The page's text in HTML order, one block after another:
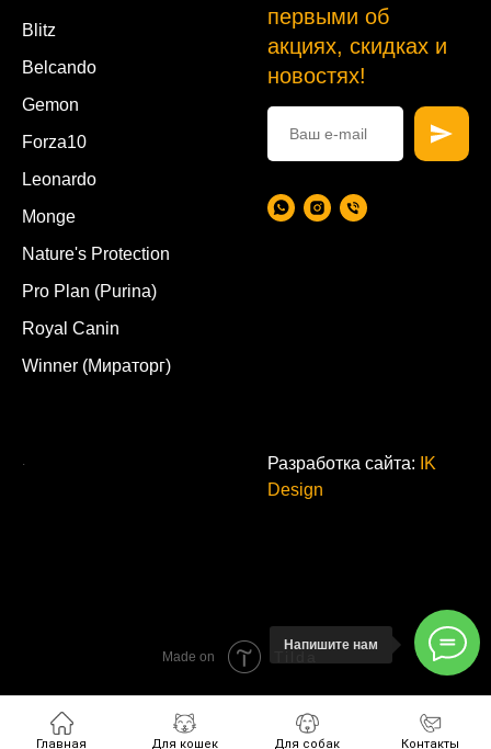
Blitz
Belcando
Gemon
Forza10
Leonardo
Monge
Nature's Protection
Pro Plan (Purina)
Royal Canin
Winner (Мираторг)
первыми об
акциях, скидках и
новостях!
Разработка сайта:
IK
Design
Главная Для кошек Для собак Контакты
Напишите нам
Made on